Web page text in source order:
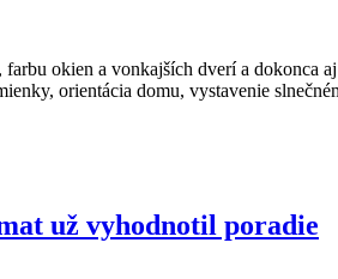
okien a vonkajších dverí a dokonca
orientácia domu, vystavenie
už vyhodnotil poradie